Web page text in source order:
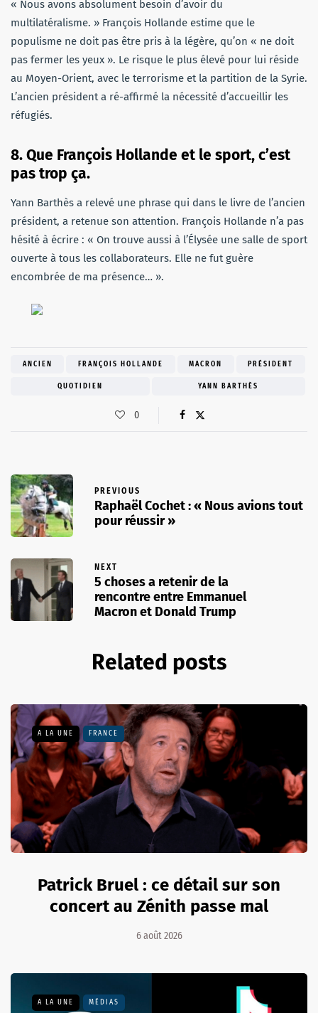
« Nous avons absolument besoin d’avoir du
multilatéralisme. » François Hollande estime que le
populisme ne doit pas être pris à la légère, qu’on « ne doit
pas fermer les yeux ». Le risque le plus élevé pour lui réside
au Moyen-Orient, avec le terrorisme et la partition de la Syrie.
L’ancien président a ré-affirmé la nécessité d’accueillir les
réfugiés.
8. Que François Hollande et le sport, c’est
pas trop ça.
Yann Barthès a relevé une phrase qui dans le livre de l’ancien
président, a retenue son attention. François Hollande n’a pas
hésité à écrire : « On trouve aussi à l’Élysée une salle de sport
ouverte à tous les collaborateurs. Elle ne fut guère
encombrée de ma présence… ».
ANCIEN FRANÇOIS HOLLANDE MACRON PRÉSIDENT
QUOTIDIEN YANN BARTHÈS
0
PREVIOUS
Raphaël Cochet : « Nous avions tout
pour réussir »
NEXT
5 choses a retenir de la
rencontre entre Emmanuel
Macron et Donald Trump
Related posts
A LA UNE FRANCE
Patrick Bruel : ce détail sur son
concert au Zénith passe mal
6 août 2026
A LA UNE MÉDIAS